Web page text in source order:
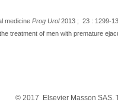
medicine Prog Urol2013 ; 23 : 1299-
treatment of men with premature
© 2017 Elsevier Masson SAS.